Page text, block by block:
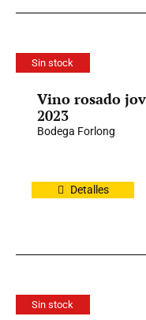
Sin stock
Vino rosado
2023
Bodega Forlong
Detalles
Sin stock